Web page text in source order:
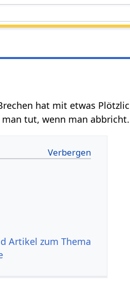
hat mit etwas
tut, wenn man abbricht.
Artikel zum Thema